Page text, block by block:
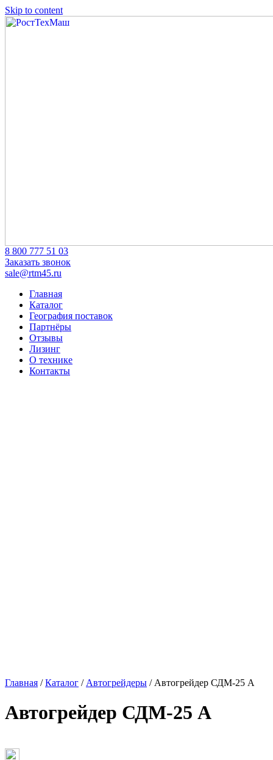
Skip to content
‎8 800 777 51 03
Заказать звонок
sale@rtm45.ru
Главная
Каталог
География поставок
Партнёры
Отзывы
Лизинг
О технике
Контакты
Главная /Каталог / Автогрейдеры / Автогрейдер СДМ-25 А
Автогрейдер СДМ-25 А